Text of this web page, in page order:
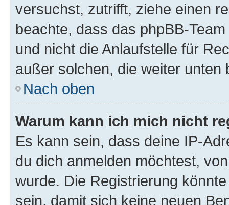
versuchst, zutrifft, ziehe einen
beachte, dass das phpBB-
und nicht die Anlaufstelle für
außer solchen, die weiter unten
Nach oben
Warum kann ich mich nicht
Es kann sein, dass deine IP-
du dich anmelden möchtest,
wurde. Die Registrierung
sein, damit sich keine neuen